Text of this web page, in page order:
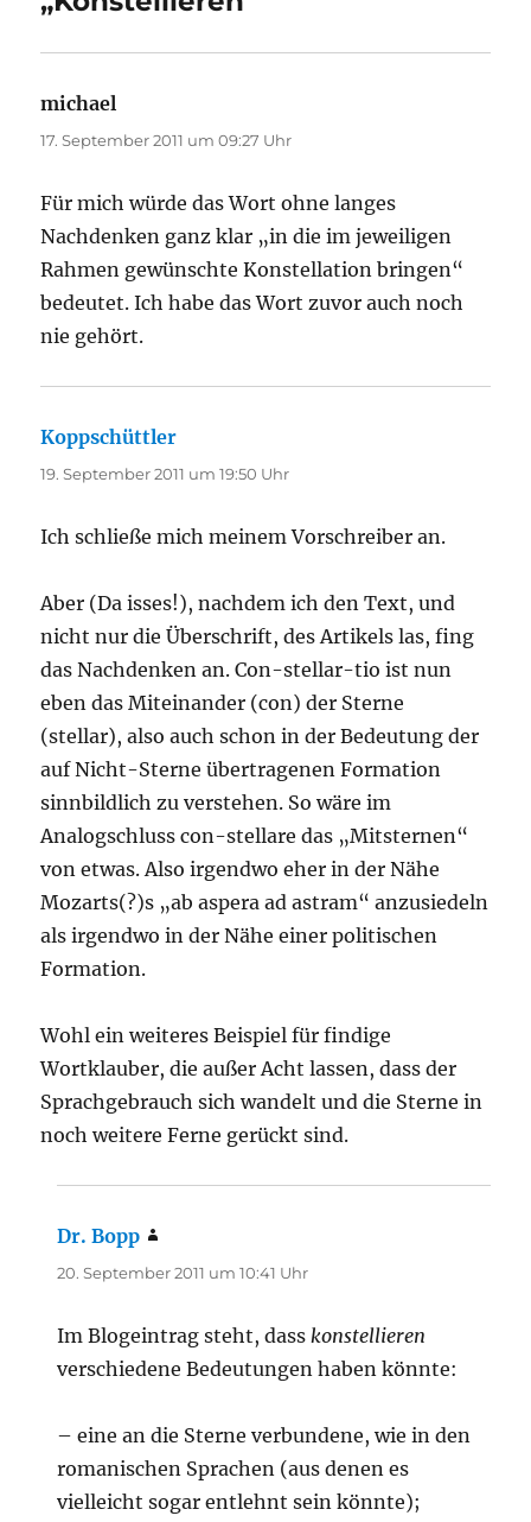
michael
17. September 2011 um 09:27 Uhr
Für mich würde das Wort ohne langes
Nachdenken ganz klar „in die im jeweiligen
Rahmen gewünschte Konstellation bringen“
bedeutet. Ich habe das Wort zuvor auch noch
nie gehört.
Koppschüttler
19. September 2011 um 19:50 Uhr
Ich schließe mich meinem Vorschreiber an.
Aber (Da isses!), nachdem ich den Text, und
nicht nur die Überschrift, des Artikels las, fing
das Nachdenken an. Con-stellar-tio ist nun
eben das Miteinander (con) der Sterne
(stellar), also auch schon in der Bedeutung der
auf Nicht-Sterne übertragenen Formation
sinnbildlich zu verstehen. So wäre im
Analogschluss con-stellare das „Mitsternen“
von etwas. Also irgendwo eher in der Nähe
Mozarts(?)s „ab aspera ad astram“ anzusiedeln
als irgendwo in der Nähe einer politischen
Formation.
Wohl ein weiteres Beispiel für findige
Wortklauber, die außer Acht lassen, dass der
Sprachgebrauch sich wandelt und die Sterne in
noch weitere Ferne gerückt sind.
Dr. Bopp
20. September 2011 um 10:41 Uhr
Im Blogeintrag steht, dasskonstellieren
verschiedene Bedeutungen haben könnte:
– eine an die Sterne verbundene, wie in den
romanischen Sprachen (aus denen es
vielleicht sogar entlehnt sein könnte);